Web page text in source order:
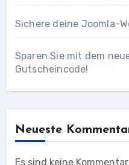
Sichere deine Joomla-
Sparen Sie mit dem
Gutscheincode!
Neueste
Es sind keine